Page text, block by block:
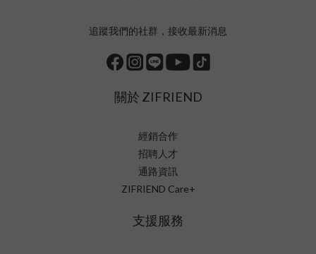
追蹤我們的社群，接收最新消息
關於 ZIFRIEND
經銷合作
招聘人才
通路資訊
ZIFRIEND Care+
支援服務